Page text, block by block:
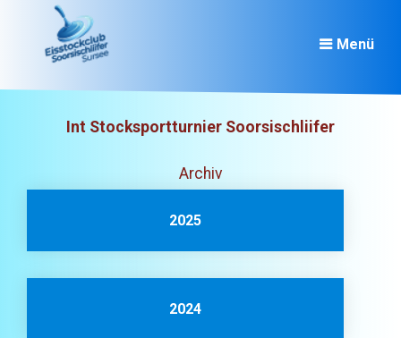
Menü
Int Stocksportturnier Soorsischliifer
Archiv
2025
2024